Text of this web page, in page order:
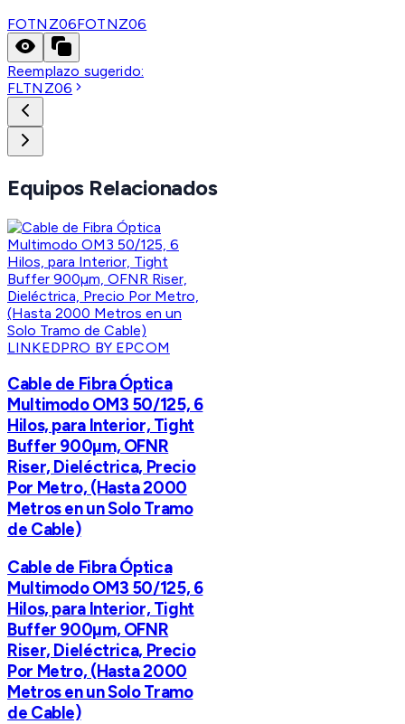
FOTNZ06FOTNZ06
Reemplazo sugerido:
FLTNZ06
Equipos Relacionados
LINKEDPRO BY EPCOM
Cable de Fibra Óptica
Multimodo OM3 50/125, 6
Hilos, para Interior, Tight
Buffer 900µm, OFNR
Riser, Dieléctrica, Precio
Por Metro, (Hasta 2000
Metros en un Solo Tramo
de Cable)
Cable de Fibra Óptica
Multimodo OM3 50/125, 6
Hilos, para Interior, Tight
Buffer 900µm, OFNR
Riser, Dieléctrica, Precio
Por Metro, (Hasta 2000
Metros en un Solo Tramo
de Cable)